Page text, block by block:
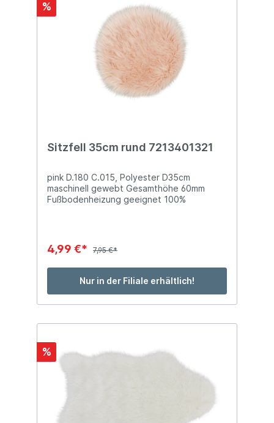
%
Sitzfell 35cm rund 7213401321
pink D.180 C.015, Polyester D35cm
maschinell gewebt Gesamthöhe 60mm
Fußbodenheizung geeignet 100%
4,99 €* 7,95 €*
Nur in der Filiale erhältlich!
%